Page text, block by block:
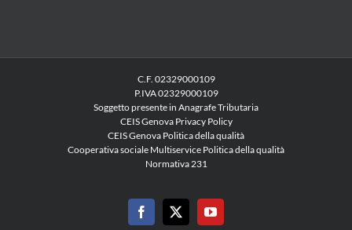
C.F. 02329000109
P.IVA 02329000109
Soggetto presente in Anagrafe Tributaria
CEIS Genova Privacy Policy
CEIS Genova Politica della qualità
Cooperativa sociale Multiservice Politica della qualità
Normativa 231
Facebook
X YouTube